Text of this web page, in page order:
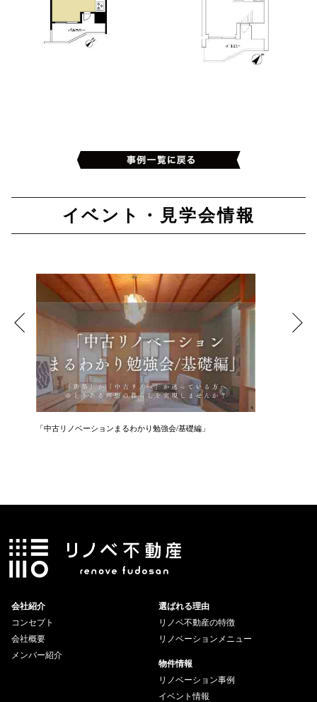
イベント・見学会情報
「中古リノベーションまるわかり勉強会/基礎編」
会社紹介
コンセプト
会社概要
メンバー紹介
選ばれる理由
リノベ不動産の特徴
リノベーションメニュー
物件情報
リノベーション事例
イベント情報